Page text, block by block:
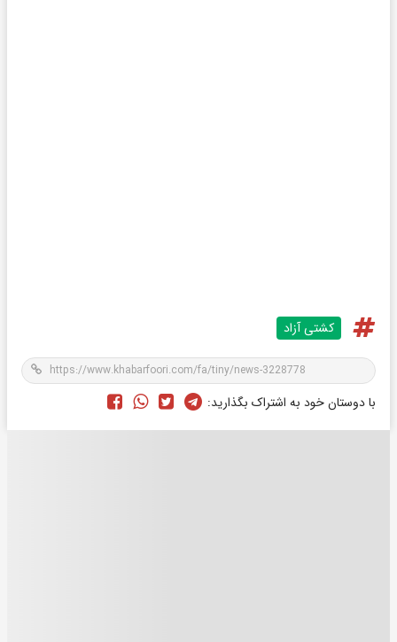
کشتی آزاد
با دوستان خود به اشتراک بگذارید: